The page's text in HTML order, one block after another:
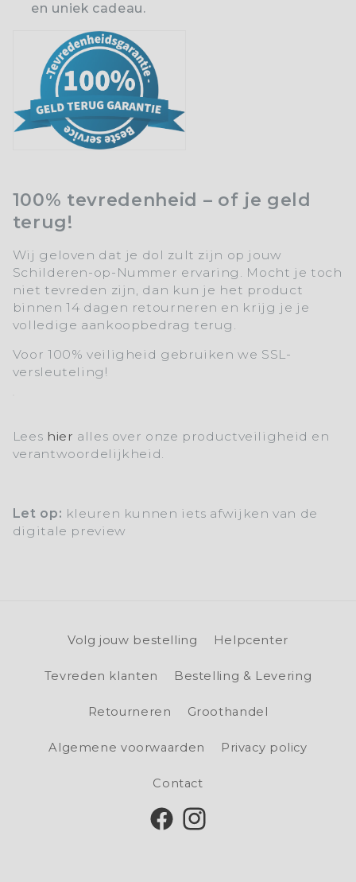
en uniek cadeau.
100% tevredenheid – of je geld
terug!
Wij geloven dat je dol zult zijn op jouw
Schilderen-op-Nummer ervaring. Mocht je toch
niet tevreden zijn, dan kun je het product
binnen 14 dagen retourneren en krijg je je
volledige aankoopbedrag terug.
Voor 100% veiligheid gebruiken we SSL-
versleuteling!
Lees hier alles over onze productveiligheid en
verantwoordelijkheid.
Let op: kleuren kunnen iets afwijken van de
digitale preview
Volg jouw bestelling Helpcenter
Tevreden klanten Bestelling & Levering
Retourneren Groothandel
Algemene voorwaarden Privacy policy
Contact
FacebookInstagram